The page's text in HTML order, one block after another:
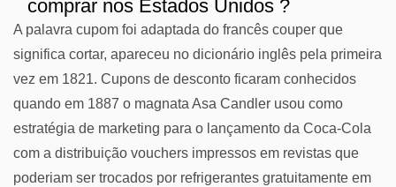
comprar nos Estados Unidos ?
A palavra cupom foi adaptada do francês couper que
significa cortar, apareceu no dicionário inglês pela primeira
vez em 1821. Cupons de desconto ficaram conhecidos
quando em 1887 o magnata Asa Candler usou como
estratégia de marketing para o lançamento da Coca-Cola
com a distribuição vouchers impressos em revistas que
poderiam ser trocados por refrigerantes gratuitamente em